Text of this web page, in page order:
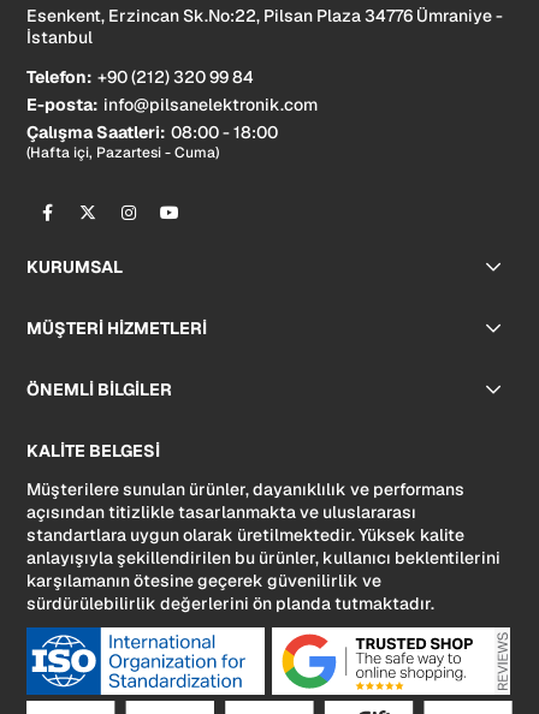
Esenkent, Erzincan Sk.No:22, Pilsan Plaza 34776 Ümraniye -
İstanbul
Telefon: +90 (212) 320 99 84
E-posta: info@pilsanelektronik.com
Çalışma Saatleri: 08:00 - 18:00
(Hafta içi, Pazartesi - Cuma)
KURUMSAL
MÜŞTERİ HİZMETLERİ
ÖNEMLİ BİLGİLER
KALİTE BELGESİ
Müşterilere sunulan ürünler, dayanıklılık ve performans
açısından titizlikle tasarlanmakta ve uluslararası
standartlara uygun olarak üretilmektedir. Yüksek kalite
anlayışıyla şekillendirilen bu ürünler, kullanıcı beklentilerini
karşılamanın ötesine geçerek güvenilirlik ve
sürdürülebilirlik değerlerini ön planda tutmaktadır.